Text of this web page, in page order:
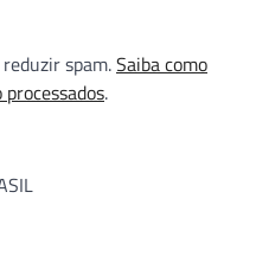
spam.Saiba como
.